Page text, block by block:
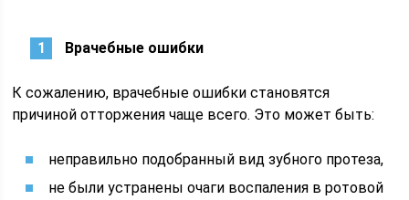
Врачебные ошибки
К сожалению, врачебные ошибки становятся
причиной отторжения чаще всего. Это может быть:
неправильно подобранный вид зубного протеза,
не были устранены очаги воспаления в ротовой